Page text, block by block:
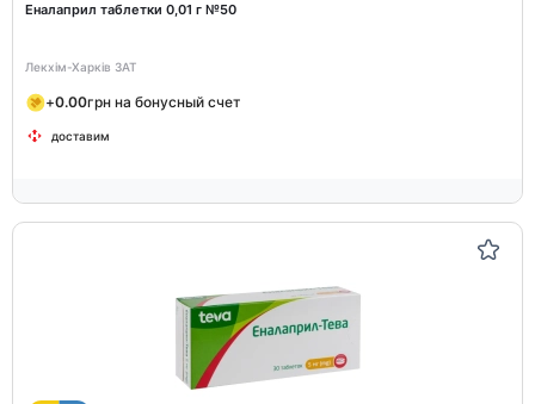
Еналаприл таблетки 0,01 г №50
Лекхім-Харків ЗАТ
+0.00грн на бонусный счет
доставим